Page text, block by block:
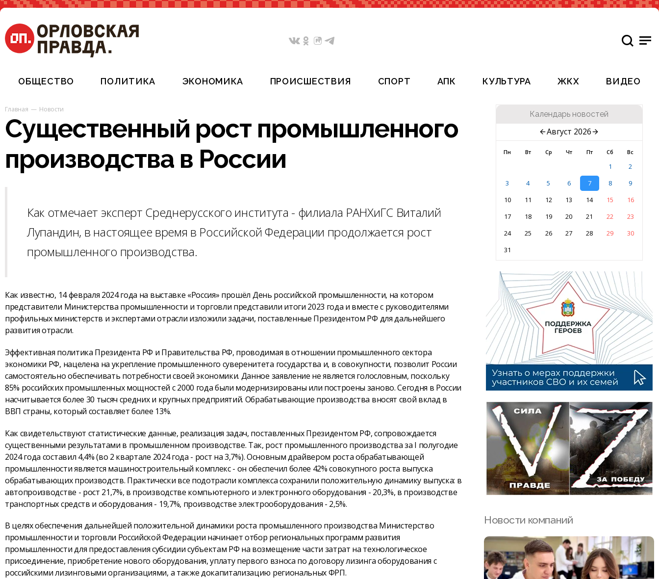
ОБЩЕСТВО ПОЛИТИКА ЭКОНОМИКА ПРОИСШЕСТВИЯ СПОРТ АПК КУЛЬТУРА ЖКХ ВИДЕО
Главная Новости
Существенный рост промышленного
производства в России
Как отмечает эксперт Среднерусского института - филиала РАНХиГС Виталий
Лупандин, в настоящее время в Российской Федерации продолжается рост
промышленного производства.
Как известно, 14 февраля 2024 года на выставке «Россия» прошёл День российской промышленности, на котором
представители Министерства промышленности и торговли представили итоги 2023 года и вместе с руководителями
профильных министерств и экспертами отрасли изложили задачи, поставленные Президентом РФ для дальнейшего
развития отрасли.
Эффективная политика Президента РФ и Правительства РФ, проводимая в отношении промышленного сектора
экономики РФ, нацелена на укрепление промышленного суверенитета государства и, в совокупности, позволит России
самостоятельно обеспечивать потребности своей экономики. Данное заявление не является голословным, поскольку
85% российских промышленных мощностей с 2000 года были модернизированы или построены заново. Сегодня в России
насчитывается более 30 тысяч средних и крупных предприятий. Обрабатывающие производства вносят свой вклад в
ВВП страны, который составляет более 13%.
Как свидетельствуют статистические данные, реализация задач, поставленных Президентом РФ, сопровождается
существенными результатами в промышленном производстве. Так, рост промышленного производства за I полугодие
2024 года составил 4,4% (во 2 квартале 2024 года - рост на 3,7%). Основным драйвером роста обрабатывающей
промышленности является машиностроительный комплекс - он обеспечил более 42% совокупного роста выпуска
обрабатывающих производств. Практически все подотрасли комплекса сохранили положительную динамику выпуска: в
автопроизводстве - рост 21,7%, в производстве компьютерного и электронного оборудования - 20,3%, в производстве
транспортных средств и оборудования - 19,7%, производстве электрооборудования - 2,5%.
В целях обеспечения дальнейшей положительной динамики роста промышленного производства Министерство
промышленности и торговли Российской Федерации начинает отбор региональных программ развития
промышленности для предоставления субсидии субъектам РФ на возмещение части затрат на технологическое
присоединение, приобретение нового оборудования, уплату первого взноса по договору лизинга оборудования с
российскими лизинговыми организациями, а также докапитализацию региональных ФРП.
Календарь новостей
Август 2026
Пн Вт Ср Чт Пт Сб Вс
1
2
3
4 5 6 7 8
9
10
11 12 13 14 15
16
17
18 19 20 21 22
23
24
25 26 27 28 29
30
31
Новости компаний